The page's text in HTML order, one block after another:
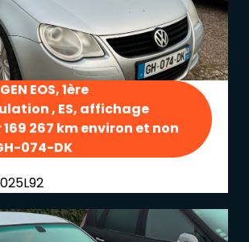
EOS, 1ère
, ES, affichage
267 km environ et non
074-DK